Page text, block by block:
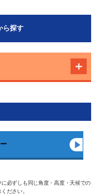
ら探す
必ずしも同じ角度・高度・天候での
ださい。